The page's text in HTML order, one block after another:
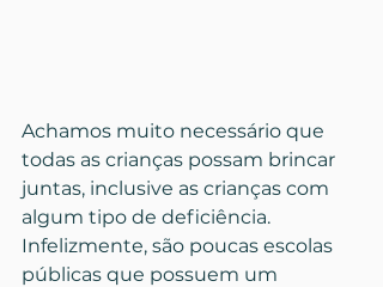
Achamos muito necessário que
todas as crianças possam brincar
juntas, inclusive as crianças com
algum tipo de deficiência.
Infelizmente, são poucas escolas
públicas que possuem um